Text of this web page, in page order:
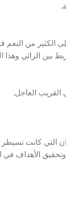
من النعم
بين الرائي
القريب العاجل.
كانت تسيطر
الأهداف في